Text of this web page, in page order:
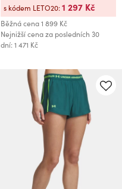
Běžná cena1 899 Kč
Nejnižší cena za posledních 30
dní: 1 471 Kč
s kódem LETO20:1 297 Kč